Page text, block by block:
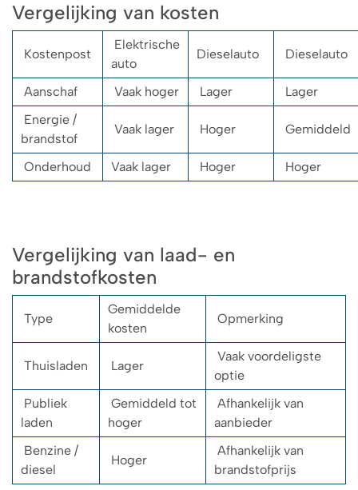
Vergelijking van kosten
Kostenpost
Elektrische
auto
Dieselauto Dieselauto
Aanschaf Vaak hoger Lager
Lager
Energie /
brandstof
Vaak lager Hoger Gemiddeld
Onderhoud Vaak lager Hoger Hoger
Vergelijking van laad- en
brandstofkosten
Type
Gemiddelde
kosten
Opmerking
Thuisladen Lager
Vaak voordeligste
optie
Publiek
laden
Gemiddeld tot
hoger
Afhankelijk van
aanbieder
Benzine /
diesel
Hoger
Afhankelijk van
brandstofprijs